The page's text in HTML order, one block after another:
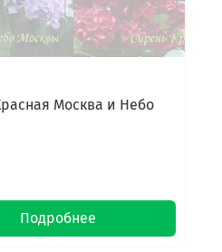
Москва и Небо
Подробнее